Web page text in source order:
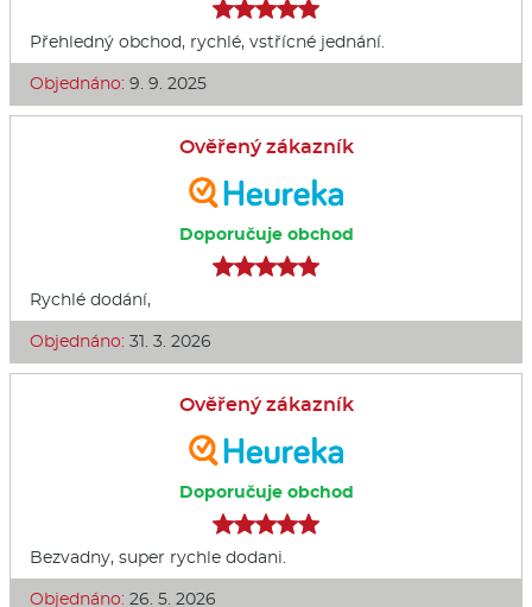
Přehledný obchod, rychlé, vstřícné jednání.
Objednáno: 9. 9. 2025
Ověřený zákazník
Doporučuje obchod
Rychlé dodání,
Objednáno: 31. 3. 2026
Ověřený zákazník
Doporučuje obchod
Bezvadny, super rychle dodani.
Objednáno: 26. 5. 2026